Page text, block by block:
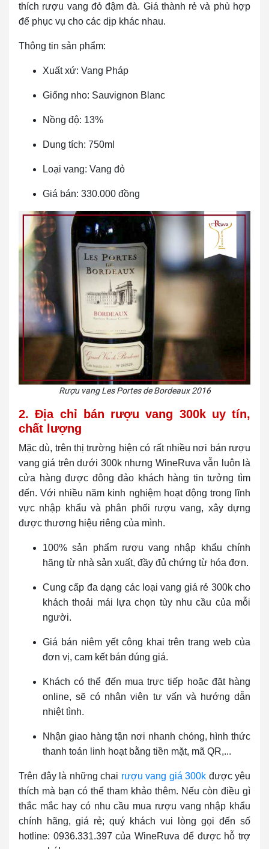
thích rượu vang đỏ đậm đà. Giá thành rẻ và phù hợp
để phục vụ cho các dịp khác nhau.
Thông tin sản phẩm:
Xuất xứ: Vang Pháp
Giống nho: Sauvignon Blanc
Nồng độ: 13%
Dung tích: 750ml
Loại vang: Vang đỏ
Giá bán: 330.000 đồng
Rượu vang Les Portes de Bordeaux 2016
2. Địa chỉ bán rượu vang 300k uy tín,
chất lượng
Mặc dù, trên thị trường hiện có rất nhiều nơi bán rượu
vang giá trên dưới 300k nhưng WineRuva vẫn luôn là
cửa hàng được đông đảo khách hàng tin tưởng tìm
đến. Với nhiều năm kinh nghiệm hoạt động trong lĩnh
vực nhập khẩu và phân phối rượu vang, xây dựng
được thương hiệu riêng của mình.
100% sản phẩm rượu vang nhập khẩu chính
hãng từ nhà sản xuất, đầy đủ chứng từ hóa đơn.
Cung cấp đa dạng các loại vang giá rẻ 300k cho
khách thoải mái lựa chọn tùy nhu cầu của mỗi
người.
Giá bán niêm yết công khai trên trang web của
đơn vị, cam kết bán đúng giá.
Khách có thể đến mua trực tiếp hoặc đặt hàng
online, sẽ có nhân viên tư vấn và hướng dẫn
nhiệt tình.
Nhận giao hàng tận nơi nhanh chóng, hình thức
thanh toán linh hoạt bằng tiền mặt, mã QR,...
Trên đây là những chai rượu vang giá 300k được yêu
thích mà bạn có thể tham khảo thêm. Nếu còn điều gì
thắc mắc hay có nhu cầu mua rượu vang nhập khẩu
chính hãng, giá rẻ; quý khách vui lòng gọi đến số
hotline: 0936.331.397 của WineRuva để được hỗ trợ